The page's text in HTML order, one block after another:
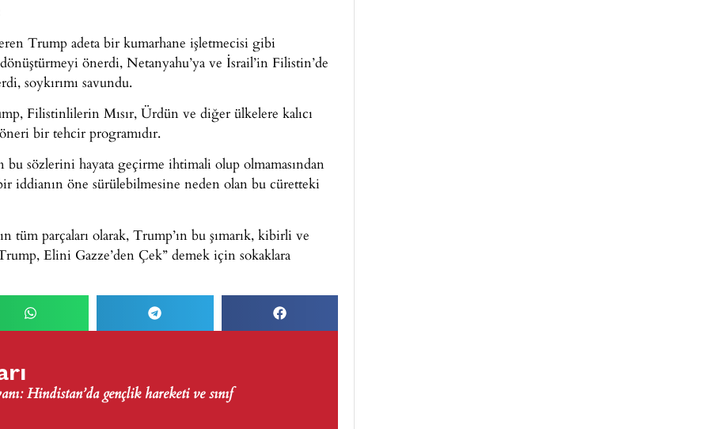
Trump adeta bir kumarhane işletmecisi gibi
önerdi, Netanyahu’ya ve İsrail’in Filistin’de
soykırımı savundu.
Filistinlilerin Mısır, Ürdün ve diğer ülkelere kalıcı
bir tehcir programıdır.
sözlerini hayata geçirme ihtimali olup olmamasından
iddianın öne sürülebilmesine neden olan bu cüretteki
parçaları olarak, Trump’ın bu şımarık, kibirli ve
Elini Gazze’den Çek” demek için sokaklara
Hindistan’da gençlik hareketi ve sınıf